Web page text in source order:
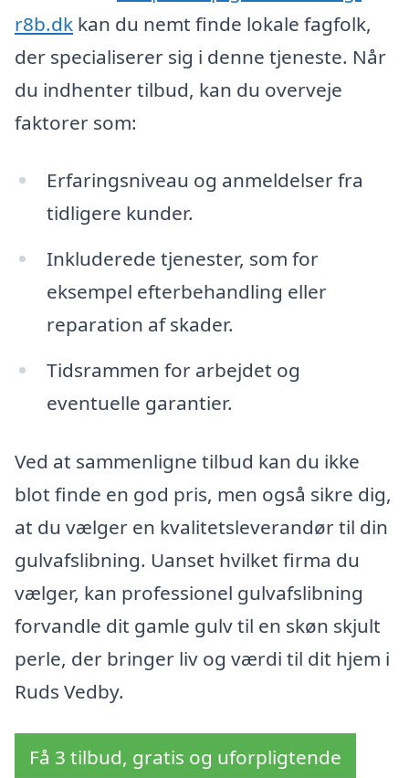
r8b.dk kan du nemt finde lokale fagfolk,
der specialiserer sig i denne tjeneste. Når
du indhenter tilbud, kan du overveje
faktorer som:
Erfaringsniveau og anmeldelser fra
tidligere kunder.
Inkluderede tjenester, som for
eksempel efterbehandling eller
reparation af skader.
Tidsrammen for arbejdet og
eventuelle garantier.
Ved at sammenligne tilbud kan du ikke
blot finde en god pris, men også sikre dig,
at du vælger en kvalitetsleverandør til din
gulvafslibning. Uanset hvilket firma du
vælger, kan professionel gulvafslibning
forvandle dit gamle gulv til en skøn skjult
perle, der bringer liv og værdi til dit hjem i
Ruds Vedby.
Få 3 tilbud, gratis og uforpligtende